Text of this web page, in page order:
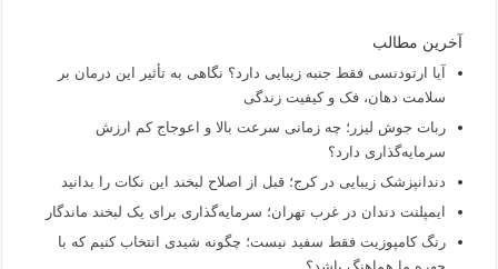
آخرین مطالب
آیا ارتودنسی فقط جنبه زیبایی دارد؟ نگاهی به تأثیر این درمان بر
سلامت دهان، فک و کیفیت زندگی
ربات جوش لیزر؛ چه زمانی سرعت بالا و اعوجاج کم ارزش
سرمایه‌گذاری دارد؟
دندانپزشک زیبایی در کرج؛ قبل از اصلاح لبخند این نکات را بدانید
ایمپلنت دندان در غرب تهران؛ سرمایه‌گذاری برای یک لبخند ماندگار
رنگ کامپوزیت فقط سفید نیست؛ چگونه شیدی انتخاب کنیم که با